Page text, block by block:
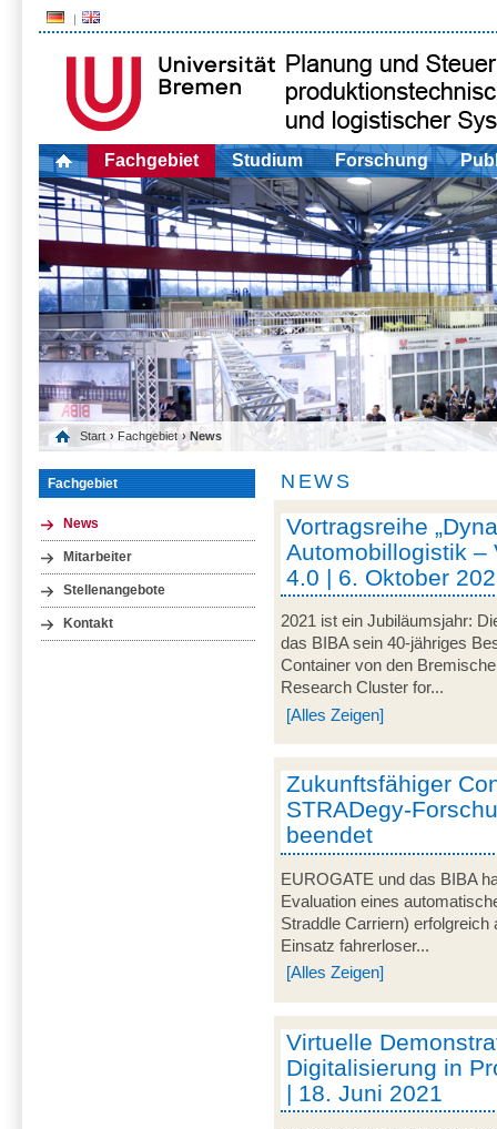
Fachgebiet Studium Forschung
Start › Fachgebiet › News
Fachgebiet
News
Mitarbeiter
Stellenangebote
Kontakt
NEWS
Vortragsreihe
Automobillogistik –
4.0 | 6. Oktober
2021 ist ein Jubiläumsjahr:
das BIBA sein 40-jähriges
Container von den
Research Cluster for...
[Alles Zeigen]
Zukunftsfähiger
STRADegy-
beendet
EUROGATE und das BIBA
Evaluation eines
Straddle Carriern)
Einsatz fahrerloser...
[Alles Zeigen]
Virtuelle
Digitalisierung in
| 18. Juni 2021